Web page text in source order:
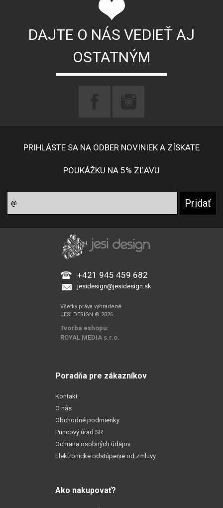
DAJTE O NÁS VEDIEŤ AJ
OSTATNÝM
PRIHLÁSTE SA NA ODBER NOVINIEK A ZÍSKATE
POUKÁŽKU NA 5% ZĽAVU
+421 945 459 682
jesidesign@jesidesign.sk
Všetky práva vyhradené.
JESI DESIGN © 2026
Tvorba eshopu:
ROYAL MEDIA s.r.o.
Poradňa pre zákazníkov
Kontakt
O nás
Obchodné podmienky
Puncový úrad SR
Ochrana osobných údajov
Elektronicke odstúpenie od zmluvy
Ako nakupovať?